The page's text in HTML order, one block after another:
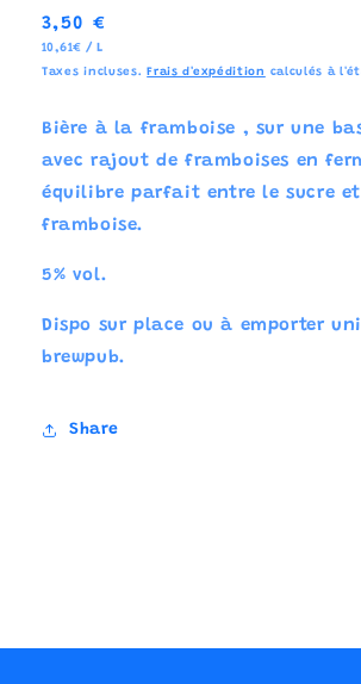
Prix
habituel
3,50 €
PRIX
10,61€ / PAR
L
Taxes incluses.Frais d'expédition calculés à
Bière à la framboise , sur une
avec rajout de framboises en
équilibre parfait entre le sucre
framboise.
5% vol.
Dispo sur place ou à emporter
brewpub.
Share